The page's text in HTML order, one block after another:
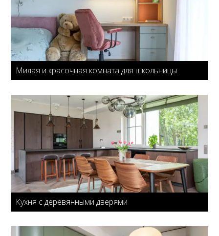
Милая и красочная комната для школьницы
Кухня с деревянными дверями